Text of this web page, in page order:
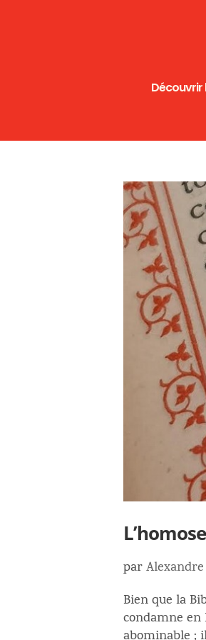
Découvrir
par
Bien que la
condamne en